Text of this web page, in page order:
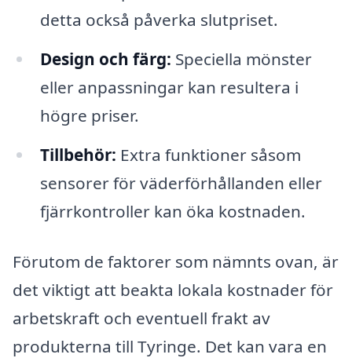
detta också påverka slutpriset.
Design och färg: Speciella mönster
eller anpassningar kan resultera i
högre priser.
Tillbehör: Extra funktioner såsom
sensorer för väderförhållanden eller
fjärrkontroller kan öka kostnaden.
Förutom de faktorer som nämnts ovan, är
det viktigt att beakta lokala kostnader för
arbetskraft och eventuell frakt av
produkterna till Tyringe. Det kan vara en